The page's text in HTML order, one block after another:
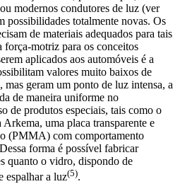
modernos condutores de luz (ver
totalmente novas. Os
de materiais adequados para tais
força-motriz para os conceitos
aplicados aos automóveis é a
valores muito baixos de
geram um ponto de luz intensa, a
de maneira uniforme no
de produtos especiais, tais como o
uma placa transparente e
(PMMA) com comportamento
forma é possível fabricar
quanto o vidro, dispondo de
espalhar a luz(5).